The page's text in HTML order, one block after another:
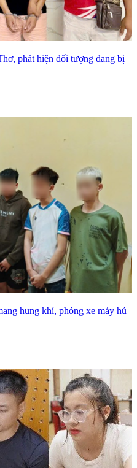
phát hiện đối tượng đang bị
hung khí, phóng xe máy hú